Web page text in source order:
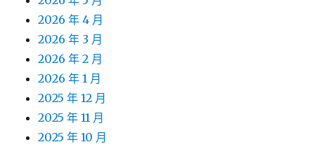
2026 年 4 月
2026 年 3 月
2026 年 2 月
2026 年 1 月
2025 年 12 月
2025 年 11 月
2025 年 10 月